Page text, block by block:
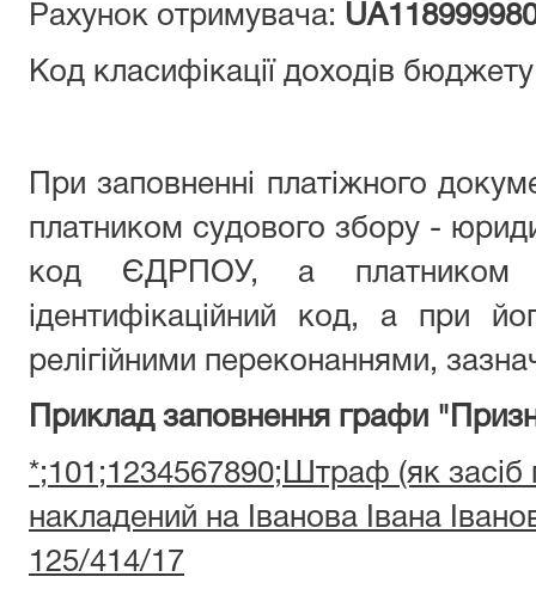
Рахунок отримувача:
Код класифікації доходів
При заповненні платіжного
платником судового збору -
код ЄДРПОУ, а
ідентифікаційний код, а при
релігійними переконаннями,
Приклад заповнення графи
*;101;1234567890;Штраф (як засіб
накладений на Іванова Івана
125/414/17